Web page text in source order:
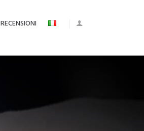
RECENSIONI